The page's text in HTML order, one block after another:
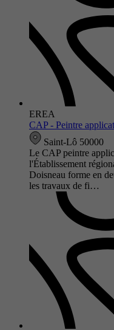
EREA
CAP - Peintre
Saint-Lô 50000
Le CAP peintre
l'Établissement
Doisneau forme en
les travaux de fi…